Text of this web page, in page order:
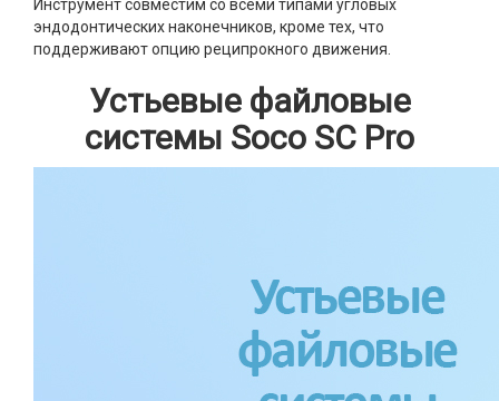
Инструмент совместим со всеми типами угловых
эндодонтических наконечников, кроме тех, что
поддерживают опцию реципрокного движения.
Устьевые файловые
системы Soco SC Pro